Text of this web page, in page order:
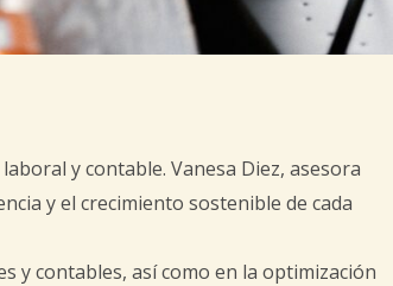
y contable. Vanesa Diez, asesora
y el crecimiento sostenible de cada
y contables, así como en la optimización